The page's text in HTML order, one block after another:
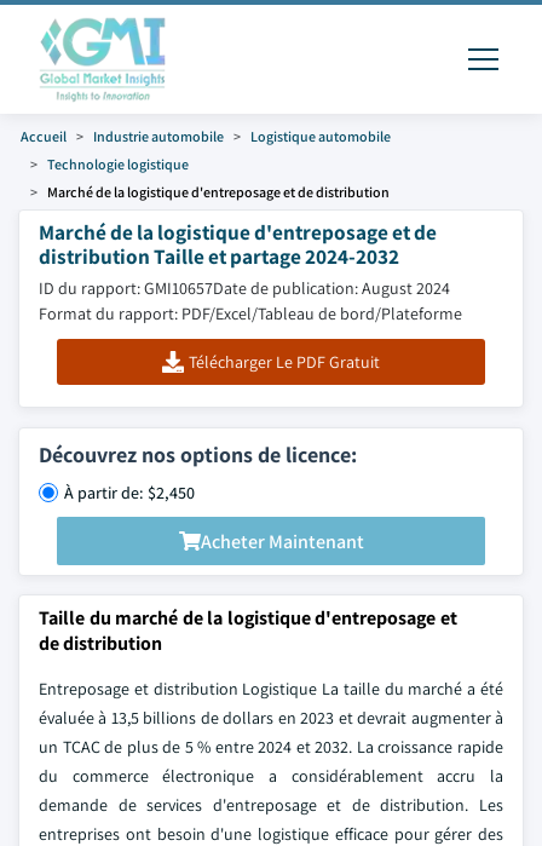
Accueil Industrie automobile
Logistique automobile
Technologie logistique
Marché de la logistique d'entreposage et de distribution
Marché de la logistique d'entreposage et de
distribution Taille et partage 2024-2032
ID du rapport: GMI10657Date de publication: August 2024
Format du rapport: PDF/Excel/Tableau de bord/Plateforme
Télécharger Le PDF Gratuit
Découvrez nos options de licence:
À partir de: $2,450
Acheter Maintenant
Taille du marché de la logistique d'entreposage et
de distribution
Entreposage et distribution Logistique La taille du marché a été
évaluée à 13,5 billions de dollars en 2023 et devrait augmenter à
un TCAC de plus de 5 % entre 2024 et 2032. La croissance rapide
du commerce électronique a considérablement accru la
demande de services d'entreposage et de distribution. Les
entreprises ont besoin d'une logistique efficace pour gérer des